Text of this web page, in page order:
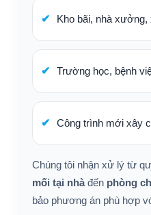
Kho bãi, nhà
Trường học, bệnh
Công trình mới xây
Chúng tôi nhận xử lý từ
mối tại nhà đến phòng
bảo phương án phù hợp